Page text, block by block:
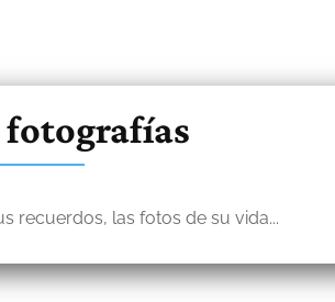
fotografías
recuerdos, las fotos de su vida...